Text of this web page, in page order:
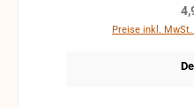
Preise inkl.